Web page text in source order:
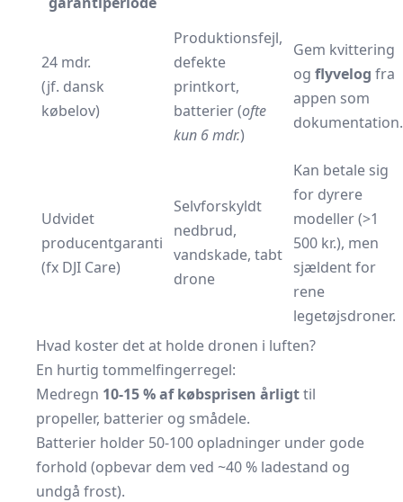
24 mdr.
(jf. dansk
købelov)
Produktionsfejl,
defekte
printkort,
batterier (ofte
kun 6 mdr.)
Gem kvittering
og flyvelog fra
appen som
dokumentation.
Udvidet
producentgaranti
(fx DJI Care)
Selvforskyldt
nedbrud,
vandskade, tabt
drone
Kan betale sig
for dyrere
modeller (>1
500 kr.), men
sjældent for
rene
legetøjsdroner.
Hvad koster det at holde dronen i luften?
En hurtig tommelfingerregel:
Medregn 10-15 % af købsprisen årligttil
propeller, batterier og smådele.
Batterier holder 50-100 opladninger under gode
forhold (opbevar dem ved ~40 % ladestand og
undgå frost).